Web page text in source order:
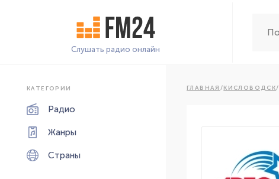
Слушать радио онлайн
КАТЕГОРИИ
Радио
Жанры
Страны
ГЛАВНАЯ /КИСЛОВОДСК/